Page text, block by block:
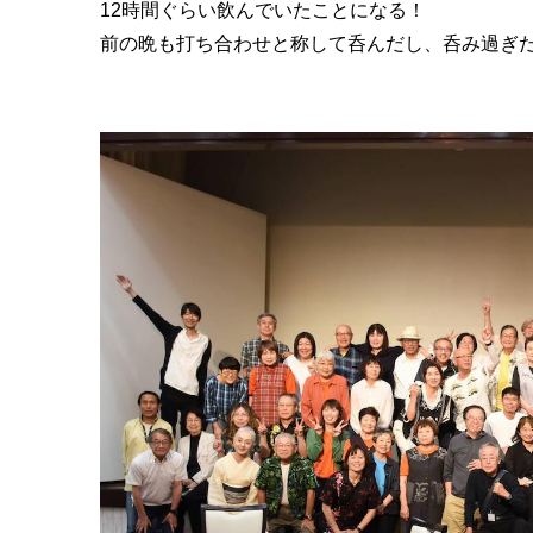
12時間ぐらい飲んでいたことになる！
前の晩も打ち合わせと称して呑んだし、呑み過ぎ